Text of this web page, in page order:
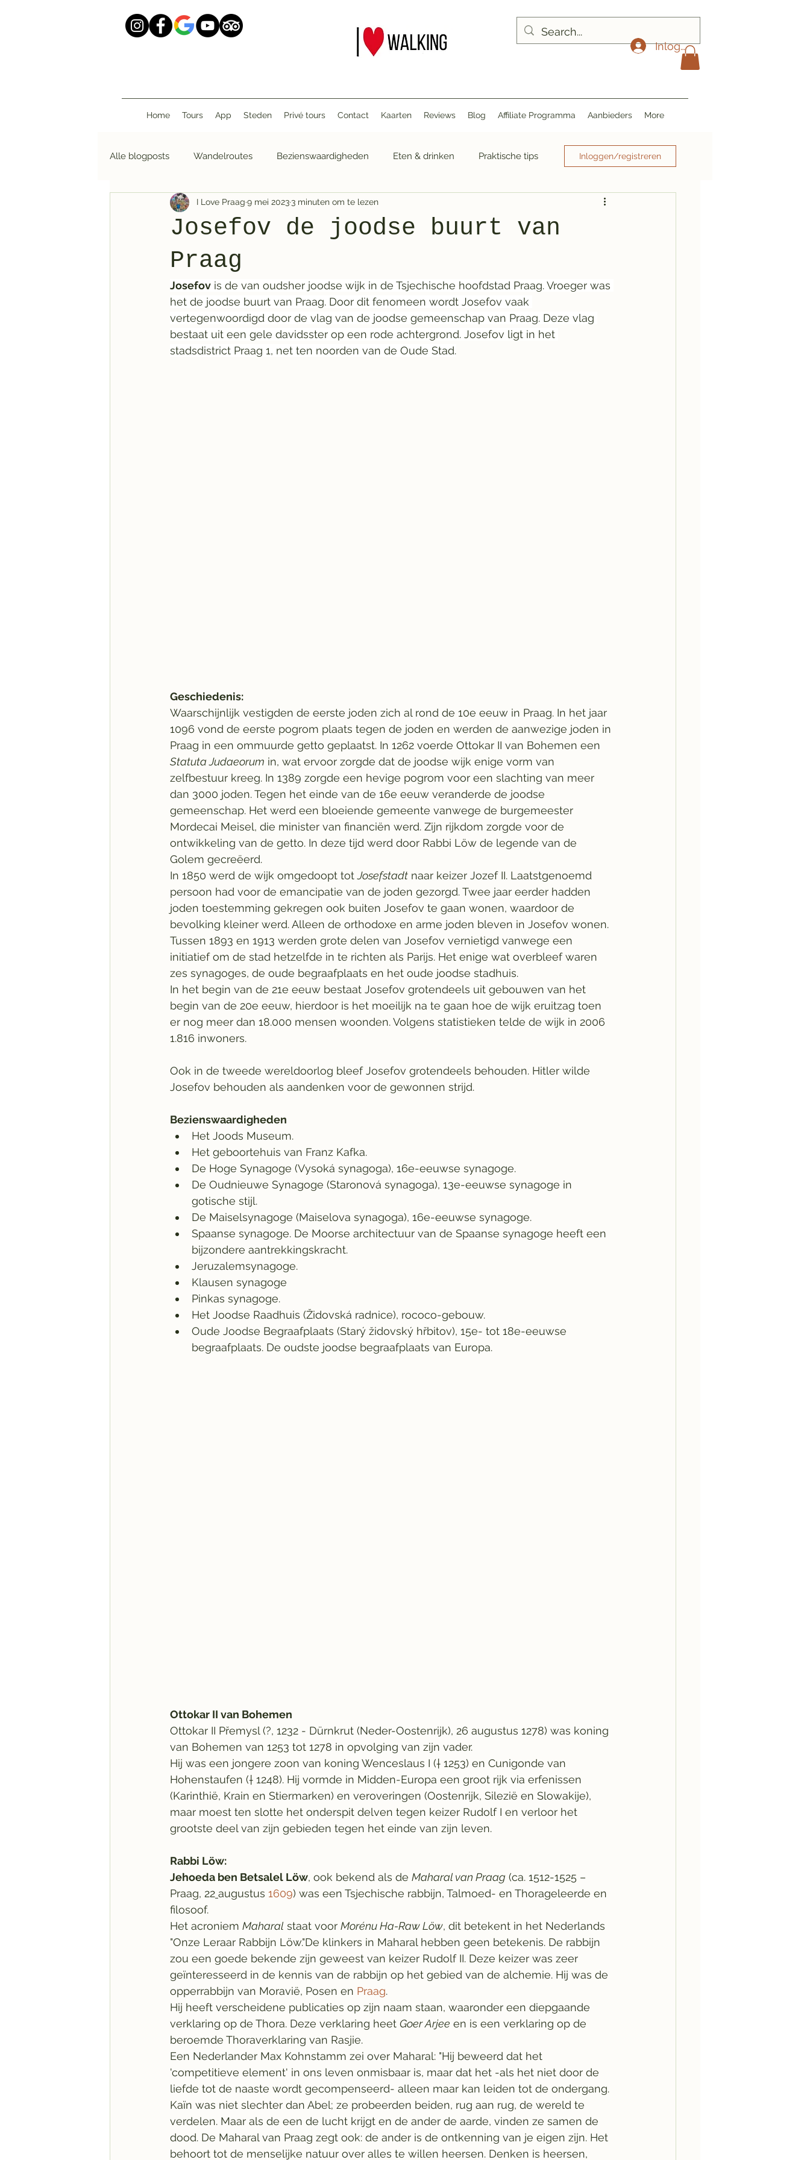
Inloggen
Home Tours App Steden Privé tours Contact Kaarten Reviews Blog Affiliate Programma Aanbieders More
Alle blogposts Wandelroutes Bezienswaardigheden Eten & drinken Praktische tips
I Love Walking
Inloggen/registreren
Josefov de joodse buurt van
Praag
I Love Praag 9 mei 20233 minuten om te lezen
Josefov is de van oudsher joodse wijk in de Tsjechische hoofdstad Praag. Vroeger was
het de joodse buurt van Praag. Door dit fenomeen wordt Josefov vaak
vertegenwoordigd door de vlag van de joodse gemeenschap van Praag. Deze vlag
bestaat uit een gele davidsster op een rode achtergrond. Josefov ligt in het
stadsdistrict Praag 1, net ten noorden van de Oude Stad.
Geschiedenis:
Waarschijnlijk vestigden de eerste joden zich al rond de 10e eeuw in Praag. In het jaar
1096 vond de eerste pogrom plaats tegen de joden en werden de aanwezige joden in
Praag in een ommuurde getto geplaatst. In 1262 voerde Ottokar II van Bohemen een
Statuta Judaeorum in, wat ervoor zorgde dat de joodse wijk enige vorm van
zelfbestuur kreeg. In 1389 zorgde een hevige pogrom voor een slachting van meer
dan 3000 joden. Tegen het einde van de 16e eeuw veranderde de joodse
gemeenschap. Het werd een bloeiende gemeente vanwege de burgemeester
Mordecai Meisel, die minister van financiën werd. Zijn rijkdom zorgde voor de
ontwikkeling van de getto. In deze tijd werd door Rabbi Löw de legende van de
Golem gecreëerd.
In 1850 werd de wijk omgedoopt tot Josefstadt naar keizer Jozef II. Laatstgenoemd
persoon had voor de emancipatie van de joden gezorgd. Twee jaar eerder hadden
joden toestemming gekregen ook buiten Josefov te gaan wonen, waardoor de
bevolking kleiner werd. Alleen de orthodoxe en arme joden bleven in Josefov wonen.
Tussen 1893 en 1913 werden grote delen van Josefov vernietigd vanwege een
initiatief om de stad hetzelfde in te richten als Parijs. Het enige wat overbleef waren
zes synagoges, de oude begraafplaats en het oude joodse stadhuis.
In het begin van de 21e eeuw bestaat Josefov grotendeels uit gebouwen van het
begin van de 20e eeuw, hierdoor is het moeilijk na te gaan hoe de wijk eruitzag toen
er nog meer dan 18.000 mensen woonden. Volgens statistieken telde de wijk in 2006
1.816 inwoners.
Ook in de tweede wereldoorlog bleef Josefov grotendeels behouden. Hitler wilde
Josefov behouden als aandenken voor de gewonnen strijd.
Bezienswaardigheden
Het Joods Museum.
Het geboortehuis van Franz Kafka.
De Hoge Synagoge (Vysoká synagoga), 16e-eeuwse synagoge.
De Oudnieuwe Synagoge (Staronová synagoga), 13e-eeuwse synagoge in
gotische stijl.
De Maiselsynagoge (Maiselova synagoga), 16e-eeuwse synagoge.
Spaanse synagoge. De Moorse architectuur van de Spaanse synagoge heeft een
bijzondere aantrekkingskracht.
Jeruzalemsynagoge.
Klausen synagoge
Pinkas synagoge.
Het Joodse Raadhuis (Židovská radnice), rococo-gebouw.
Oude Joodse Begraafplaats (Starý židovský hřbitov), 15e- tot 18e-eeuwse
begraafplaats. De oudste joodse begraafplaats van Europa.
Ottokar II van Bohemen
Ottokar II Přemysl (?, 1232 - Dürnkrut (Neder-Oostenrijk), 26 augustus 1278) was koning
van Bohemen van 1253 tot 1278 in opvolging van zijn vader.
Hij was een jongere zoon van koning Wenceslaus I († 1253) en Cunigonde van
Hohenstaufen († 1248). Hij vormde in Midden-Europa een groot rijk via erfenissen
(Karinthië, Krain en Stiermarken) en veroveringen (Oostenrijk, Silezië en Slowakije),
maar moest ten slotte het onderspit delven tegen keizer Rudolf I en verloor het
grootste deel van zijn gebieden tegen het einde van zijn leven.
Rabbi Löw:
Jehoeda ben Betsalel Löw, ook bekend als de Maharal van Praag (ca. 1512-1525 –
Praag, 22 augustus 1609) was een Tsjechische rabbijn, Talmoed- en Thorageleerde en
filosoof.
Het acroniem Maharal staat voor Morénu Ha-Raw Löw, dit betekent in het Nederlands
"Onze Leraar Rabbijn Löw."De klinkers in Maharal hebben geen betekenis. De rabbijn
zou een goede bekende zijn geweest van keizer Rudolf II. Deze keizer was zeer
geïnteresseerd in de kennis van de rabbijn op het gebied van de alchemie. Hij was de
opperrabbijn van Moravië, Posen en Praag.
Hij heeft verscheidene publicaties op zijn naam staan, waaronder een diepgaande
verklaring op de Thora. Deze verklaring heet Goer Arjee en is een verklaring op de
beroemde Thoraverklaring van Rasjie.
Een Nederlander Max Kohnstamm zei over Maharal: "Hij beweerd dat het
'competitieve element' in ons leven onmisbaar is, maar dat het -als het niet door de
liefde tot de naaste wordt gecompenseerd- alleen maar kan leiden tot de ondergang.
Kaïn was niet slechter dan Abel; ze probeerden beiden, rug aan rug, de wereld te
verdelen. Maar als de een de lucht krijgt en de ander de aarde, vinden ze samen de
dood. De Maharal van Praag zegt ook: de ander is de ontkenning van je eigen zijn. Het
behoort tot de menselijke natuur over alles te willen heersen. Denken is heersen,